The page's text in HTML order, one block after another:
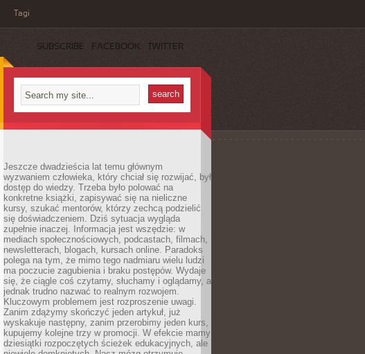
Tagi
SUBSCRIBE FACEBOOK TWITTER
Jeszcze dwadzieścia lat temu głównym
wyzwaniem człowieka, który chciał się rozwijać, był
dostęp do wiedzy. Trzeba było polować na
konkretne książki, zapisywać się na nieliczne
kursy, szukać mentorów, którzy zechcą podzielić
się doświadczeniem. Dziś sytuacja wygląda
zupełnie inaczej. Informacja jest wszędzie: w
mediach społecznościowych, podcastach, filmach,
newsletterach, blogach, kursach online. Paradoks
polega na tym, że mimo tego nadmiaru wielu ludzi
ma poczucie zagubienia i braku postępów. Wydaje
się, że ciągle coś czytamy, słuchamy i oglądamy, a
jednak trudno nazwać to realnym rozwojem.
Kluczowym problemem jest rozproszenie uwagi.
Zanim zdążymy skończyć jeden artykuł, już
wyskakuje następny, zanim przerobimy jeden kurs,
kupujemy kolejne trzy w promocji. W efekcie mamy
dziesiątki rozpoczętych ścieżek edukacyjnych, ale